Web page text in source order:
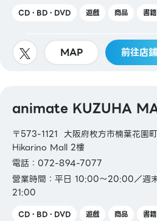
CD・BD・DVD 遊戲 商品 書籍
MAP 前往店
animate KUZUHA
〒573-1121 大阪府枚方市楠葉花園
Hikarino Mall 2樓
電話：072-894-7077
營業時間：平日 10:00～20:00／週
21:00
CD・BD・DVD 遊戲 商品 書籍